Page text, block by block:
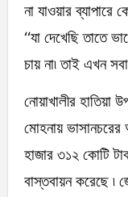
না যাওয়ার ব্যাপারে
‘‘যা দেখেছি তাতে
চায় না৷ তাই এখন
নোয়াখালীর হাতিয়া
মোহনায়
হাজার ৩১২ কোটি
বাস্তবায়ন করেছে ৷